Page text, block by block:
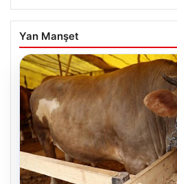
Yan Manşet